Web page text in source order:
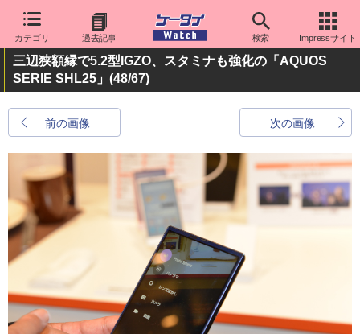
カテゴリ 過去記事 検索 Impressサイト
三辺狭額縁で5.2型IGZO、スタミナも強化の「AQUOS
SERIE SHL25」 (48/67)
前の画像 次の画像